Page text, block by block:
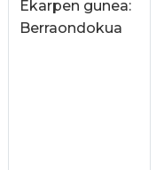
Ekarpen gunea:
Berraondokua